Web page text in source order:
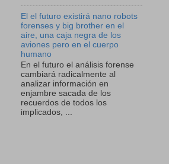
El el futuro existirá nano robots
forenses y big brother en el
aire, una caja negra de los
aviones pero en el cuerpo
humano
En el futuro el análisis forense
cambiará radicalmente al
analizar información en
enjambre sacada de los
recuerdos de todos los
implicados, ...